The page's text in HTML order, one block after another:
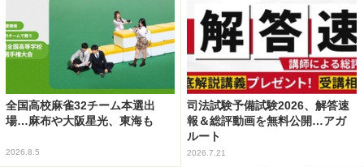
全国高校麻雀32チーム本選出
場…麻布や大阪星光、東海も
2026.8.5
司法試験予備試験2026、解答速
報＆総評動画を無料公開…アガ
ルート
2026.7.21